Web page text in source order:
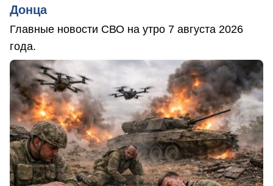
Донца
Главные новости СВО на утро 7 августа 2026
года.